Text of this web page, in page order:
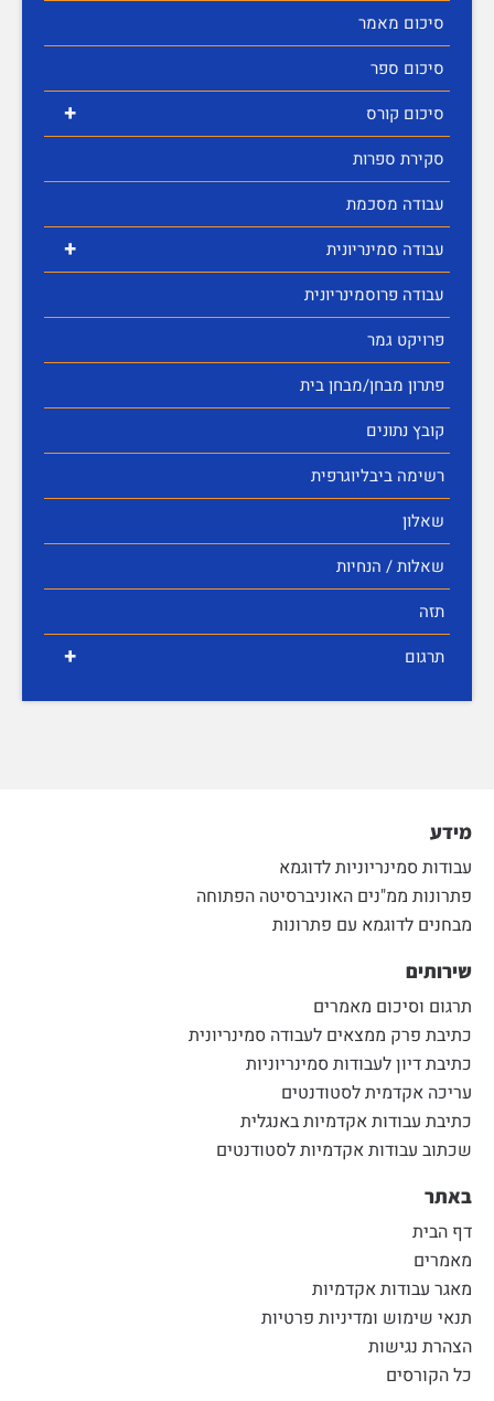
סיכום מאמר
סיכום ספר
+
סיכום קורס
סקירת ספרות
עבודה מסכמת
+
עבודה סמינריונית
עבודה פרוסמינריונית
פרויקט גמר
פתרון מבחן/מבחן בית
קובץ נתונים
רשימה ביבליוגרפית
שאלון
שאלות / הנחיות
תזה
+ תרגום
מידע
עבודות סמינריוניות לדוגמא
פתרונות ממ"נים האוניברסיטה הפתוחה
מבחנים לדוגמא עם פתרונות
שירותים
תרגום וסיכום מאמרים
כתיבת פרק ממצאים לעבודה סמינריונית
כתיבת דיון לעבודות סמינריוניות
עריכה אקדמית לסטודנטים
כתיבת עבודות אקדמיות באנגלית
שכתוב עבודות אקדמיות לסטודנטים
באתר
דף הבית
מאמרים
מאגר עבודות אקדמיות
תנאי שימוש ומדיניות פרטיות
הצהרת נגישות
כל הקורסים